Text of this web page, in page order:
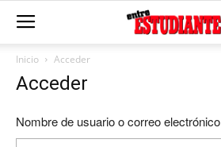
Inicio Acceder
Acceder
Nombre de usuario o correo electrónico